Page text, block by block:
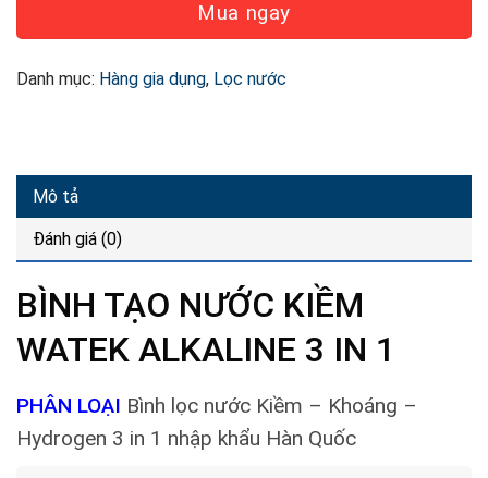
Mua ngay
Danh mục: Hàng gia dụng, Lọc nước
Mô tả
Đánh giá (0)
BÌNH TẠO NƯỚC KIỀM
WATEK ALKALINE 3 IN 1
PHÂN LOẠI Bình lọc nước Kiềm – Khoáng –
Hydrogen 3 in 1 nhập khẩu Hàn Quốc